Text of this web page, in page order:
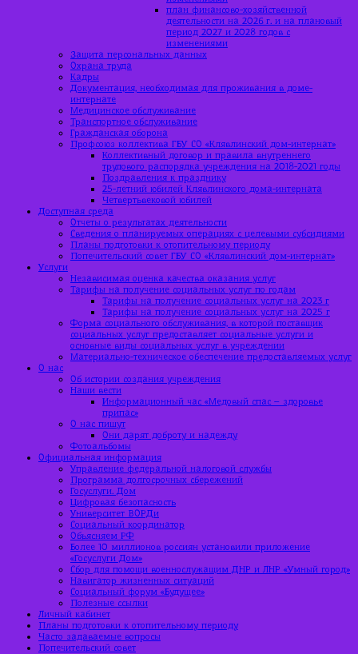
план финансово-хозяйственной
деятельности на 2026 г. и на плановый
период 2027 и 2028 годов с
изменениями
Защита персональных данных
Охрана труда
Кадры
Документация, необходимая для проживания в доме-
интернате
Медицинское обслуживание
Транспортное обслуживание
Гражданская оборона
Профсоюз коллектива ГБУ СО «Клявлинский дом-интернат»
Коллективный договор и правила внутреннего
трудового распорядка учреждения на 2018-2021 годы
Поздравления к празднику
25-летний юбилей Клявлинского дома-интерната
Четвертьвековой юбилей
Доступная среда
Отчеты о результатах деятельности
Сведения о планируемых операциях с целевыми субсидиями
Планы подготовки к отопительному периоду
Попечительский совет ГБУ СО «Клявлинский дом-интернат»
Услуги
Независимая оценка качества оказания услуг
Тарифы на получение социальных услуг по годам
Тарифы на получение социальных услуг на 2023 г
Тарифы на получение социальных услуг на 2025 г
Форма социального обслуживания, в которой поставщик
социальных услуг предоставляет социальные услуги и
основные виды социальных услуг в учреждении
Материально-техническое обеспечение предоставляемых услуг
О нас
Об истории создания учреждения
Наши вести
Информационный час «Медовый спас – здоровье
припас»
О нас пишут
Они дарят доброту и надежду
Фотоальбомы
Официальная информация
Управление федеральной налоговой службы
Программа долгосрочных сбережений
Госуслуги. Дом
Цифровая безопасность
Университет ВОРДи
Социальный координатор
Объясняем РФ
Более 10 миллионов россиян установили приложение
«Госуслуги Дом»
Сбор для помощи военнослужащим ДНР и ЛНР «Умный город»
Навигатор жизненных ситуаций
Социальный форум «Будущее»
Полезные ссылки
Личный кабинет
Планы подготовки к отопительному периоду
Часто задаваемые вопросы
Попечительский совет